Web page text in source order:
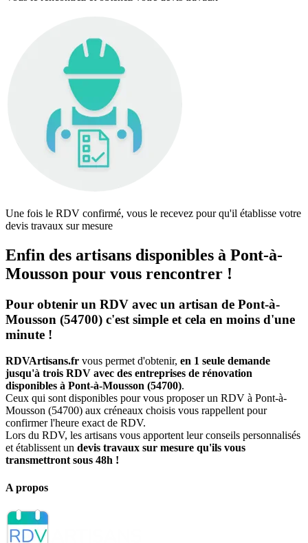
Une fois le RDV confirmé, vous le recevez pour qu'il établisse votre
devis travaux sur mesure
Enfin des artisans disponibles à Pont-à-
Mousson pour vous rencontrer !
Pour obtenir un RDV avec un artisan de Pont-à-
Mousson (54700) c'est simple et cela en moins d'une
minute !
RDVArtisans.fr vous permet d'obtenir, en 1 seule demande
jusqu'à trois RDV avec des entreprises de rénovation
disponibles à Pont-à-Mousson (54700).
Ceux qui sont disponibles pour vous proposer un RDV à Pont-à-
Mousson (54700) aux créneaux choisis vous rappellent pour
confirmer l'heure exact de RDV.
Lors du RDV, les artisans vous apportent leur conseils personnalisés
et établissent un devis travaux sur mesure qu'ils vous
transmettront sous 48h !
A propos